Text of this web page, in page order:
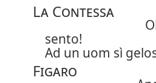
La Contessa
sento!
Ad un uom sì
Figaro